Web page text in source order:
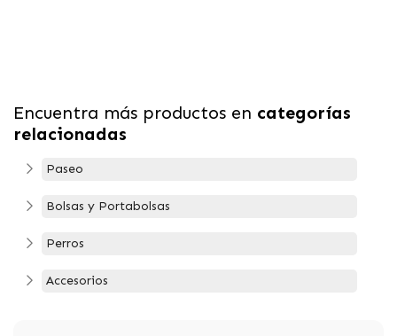
Encuentra más productos en categorías
relacionadas
Paseo
Bolsas y Portabolsas
Perros
Accesorios